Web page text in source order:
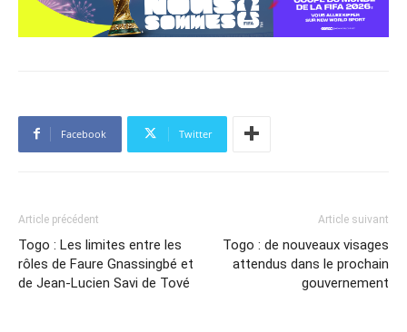
Facebook Twitter
Article précédent
Togo : Les limites entre les
rôles de Faure Gnassingbé et
de Jean-Lucien Savi de Tové
Article suivant
Togo : de nouveaux visages
attendus dans le prochain
gouvernement